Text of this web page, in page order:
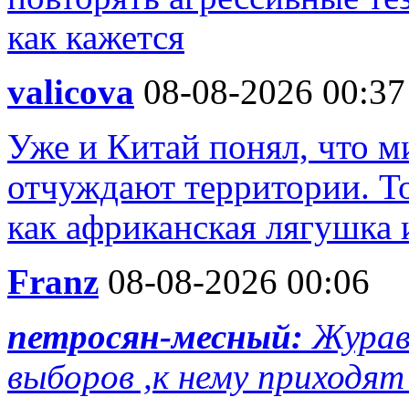
как кажется
valicova 08-08-2026 00:37
Уже и Китай понял, что
отчуждают территории.
как африканская лягушка
Franz 08-08-2026 00:06
петросян-месный:
выборов ,к нему